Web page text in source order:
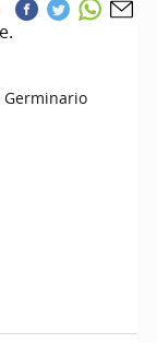
Germinario